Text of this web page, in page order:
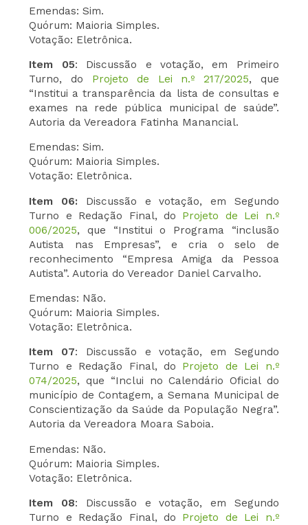
Emendas: Sim.
Quórum: Maioria Simples.
Votação: Eletrônica.
Item 05: Discussão e votação, em Primeiro
Turno, do Projeto de Lei n.º 217/2025, que
“Institui a transparência da lista de consultas e
exames na rede pública municipal de saúde”.
Autoria da Vereadora Fatinha Manancial.
Emendas: Sim.
Quórum: Maioria Simples.
Votação: Eletrônica.
Item 06: Discussão e votação, em Segundo
Turno e Redação Final, do Projeto de Lei n.º
006/2025, que “Institui o Programa “inclusão
Autista nas Empresas”, e cria o selo de
reconhecimento “Empresa Amiga da Pessoa
Autista”. Autoria do Vereador Daniel Carvalho.
Emendas: Não.
Quórum: Maioria Simples.
Votação: Eletrônica.
Item 07: Discussão e votação, em Segundo
Turno e Redação Final, do Projeto de Lei n.º
074/2025, que “Inclui no Calendário Oficial do
município de Contagem, a Semana Municipal de
Conscientização da Saúde da População Negra”.
Autoria da Vereadora Moara Saboia.
Emendas: Não.
Quórum: Maioria Simples.
Votação: Eletrônica.
Item 08: Discussão e votação, em Segundo
Turno e Redação Final, do Projeto de Lei n.º